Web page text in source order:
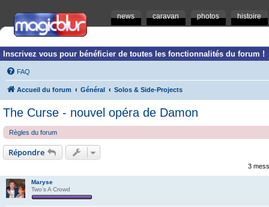
news caravan photos histoire
Inscrivez vous pour bénéficier de toutes les fonctionnalités du forum !
FAQ
Accueil du forum Général Solos & Side-Projects
The Curse - nouvel opéra de Damon
Règles du forum
Répondre
3
Maryse
Two's A Crowd